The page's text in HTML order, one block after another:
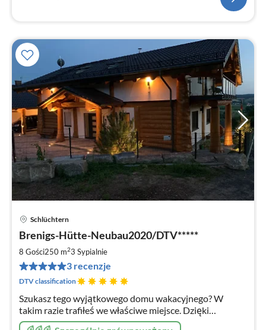
Schlüchtern
Brenigs-Hütte-Neubau2020/DTV*****
8 Gości250 m23 Sypialnie
3 recenzje
DTV classification
Szukasz tego wyjątkowego domu wakacyjnego? W
takim razie trafiłeś we właściwe miejsce. Dzięki
idyllicznemu położeniu i wspaniałemu widokowi, nasz